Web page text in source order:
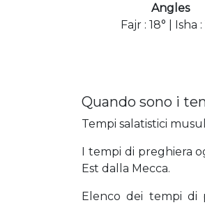
Angles
Fajr : 18° | Isha :
Quando sono i
Tempi salatistici
I tempi di preghiera
Est dalla Mecca.
Elenco dei tempi di